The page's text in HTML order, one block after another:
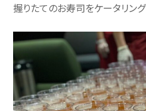
握りたてのお寿司をケータリン